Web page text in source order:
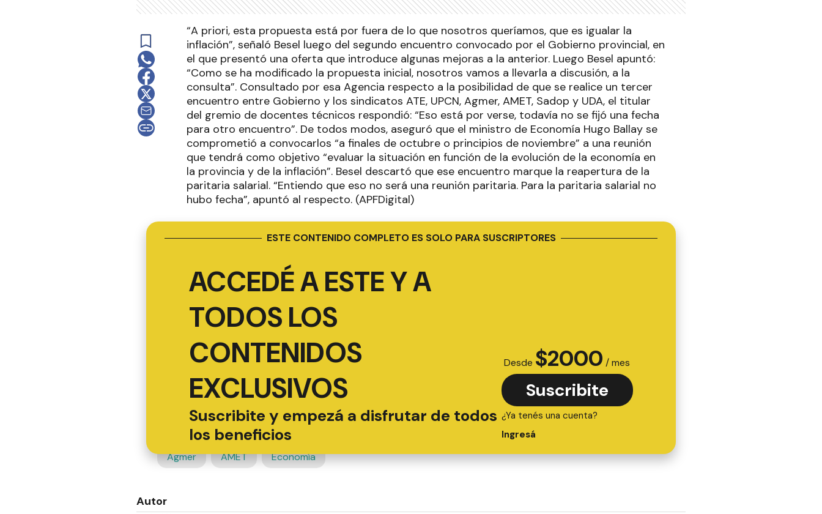
“A priori, esta propuesta está por fuera de lo que nosotros queríamos, que es igualar la
inflación”, señaló Besel luego del segundo encuentro convocado por el Gobierno provincial, en
el que presentó una oferta que introduce algunas mejoras a la anterior. Luego Besel apuntó:
“Como se ha modificado la propuesta inicial, nosotros vamos a llevarla a discusión, a la
consulta”. Consultado por esa Agencia respecto a la posibilidad de que se realice un tercer
encuentro entre Gobierno y los sindicatos ATE, UPCN, Agmer, AMET, Sadop y UDA, el titular
del gremio de docentes técnicos respondió: “Eso está por verse, todavía no se fijó una fecha
para otro encuentro”. De todos modos, aseguró que el ministro de Economía Hugo Ballay se
comprometió a convocarlos “a finales de octubre o principios de noviembre” a una reunión
que tendrá como objetivo “evaluar la situación en función de la evolución de la economía en
la provincia y de la inflación”. Besel descartó que ese encuentro marque la reapertura de la
paritaria salarial. “Entiendo que eso no será una reunión paritaria. Para la paritaria salarial no
hubo fecha”, apuntó al respecto. (APFDigital)
ESTE CONTENIDO COMPLETO ES SOLO PARA SUSCRIPTORES
ACCEDÉ A ESTE Y A
TODOS LOS
CONTENIDOS
EXCLUSIVOS
Suscribite y empezá a disfrutar de todos
los beneficios
Desde $2000 / mes
Suscribite
¿Ya tenés una cuenta?
Ingresá
Agmer AMET Economía
Autor